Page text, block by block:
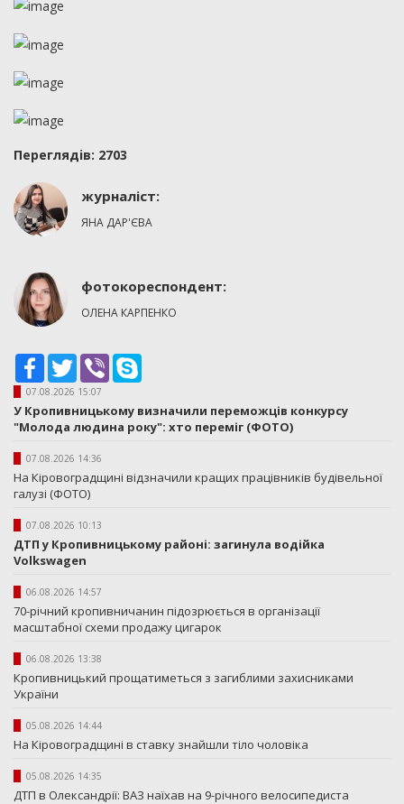
Переглядiв: 2703
журналіст:
ЯНА ДАР'ЄВА
фотокореспондент:
ОЛЕНА КАРПЕНКО
Facebook
TwitterViber
07.08.2026 15:07
У Кропивницькому визначили переможців конкурсу
"Молода людина року": хто переміг (ФОТО)
07.08.2026 14:36
На Кіровоградщині відзначили кращих працівників будівельної
галузі (ФОТО)
07.08.2026 10:13
ДТП у Кропивницькому районі: загинула водійка
Volkswagen
06.08.2026 14:57
70-річний кропивничанин підозрюється в організації
масштабної схеми продажу цигарок
06.08.2026 13:38
Кропивницький прощатиметься з загиблими захисниками
України
05.08.2026 14:44
На Кіровоградщині в ставку знайшли тіло чоловіка
05.08.2026 14:35
ДТП в Олександрії: ВАЗ наїхав на 9-річного велосипедиста